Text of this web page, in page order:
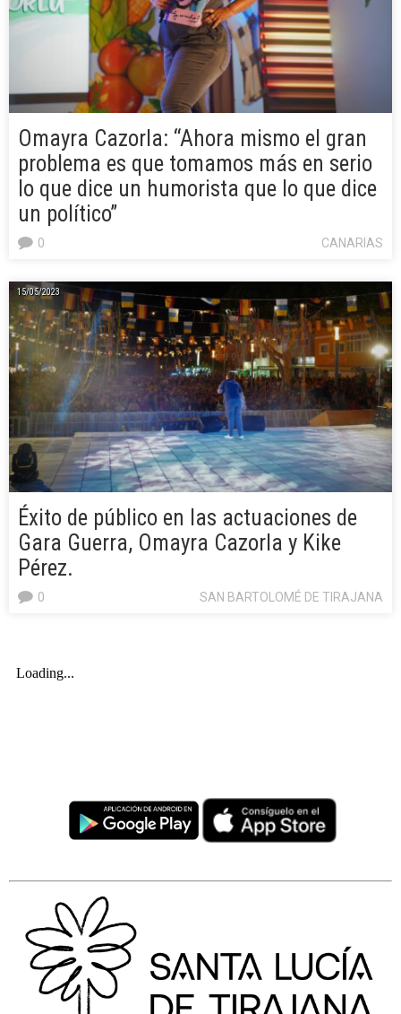
Omayra Cazorla: “Ahora mismo el gran
problema es que tomamos más en serio
lo que dice un humorista que lo que dice
un político”
CANARIAS
0
15/05/2023
Éxito de público en las actuaciones de
Gara Guerra, Omayra Cazorla y Kike
Pérez.
SAN BARTOLOMÉ DE TIRAJANA
0